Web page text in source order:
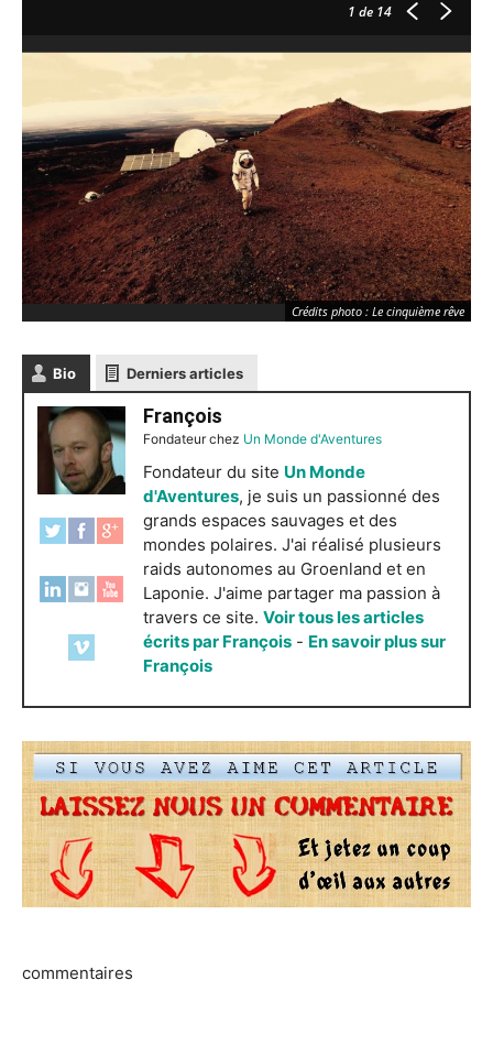
1 de 14
Crédits photo : Le cinquième rêve
Bio Derniers articles
François
Fondateurchez Un Monde d'Aventures
Fondateur du site Un Monde
d'Aventures, je suis un passionné des
grands espaces sauvages et des
mondes polaires. J'ai réalisé plusieurs
raids autonomes au Groenland et en
Laponie. J'aime partager ma passion à
travers ce site. Voir tous les articles
écrits par François - En savoir plus sur
François
commentaires